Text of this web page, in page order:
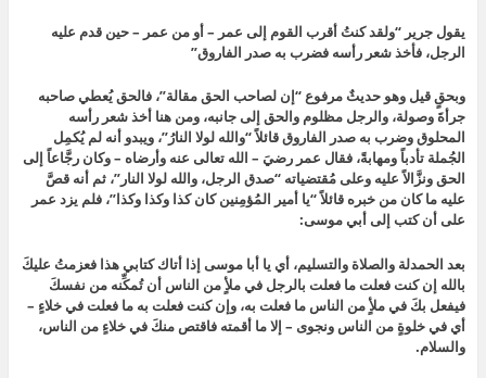
يقول جرير “ولقد كنتُ أقرب القوم إلى عمر – أو من عمر – حين قدم عليه
الرجل، فأخذ شعر رأسه فضرب به صدر الفاروق”
وبحقٍ قيل وهو حديثٌ مرفوع “إن لصاحب الحق مقالة”، فالحق يُعطي صاحبه
جرأةَ وصولة، والرجل مظلوم والحق إلى جانبه، ومن هنا أخذ شعر رأسه
المحلوق وضرب به صدر الفاروق قائلاً “والله لولا النارُ”، ويبدو أنه لم يُكمِل
الجُملة تأدباً ومهابةً، فقال عمر رضيَ – الله تعالى عنه وأرضاه – وكان رجَّاعاً إلى
الحق ونزَّالاً عليه وعلى مُقتضياته “صدق الرجل، والله لولا النار”، ثم أنه قصَّ
عليه ما كان من خبره قائلاً “يا أمير المُؤمِنين كان كذا وكذا وكذا”، فلم يزد عمر
على أن كتب إلى أبي موسى:
بعد الحمدلة والصلاة والتسليم، أي يا أبا موسى إذا أتاك كتابي هذا فعزمتُ عليكَ
بالله إن كنت فعلت ما فعلت بالرجل في ملأٍ من الناس أن تُمكِّنه من نفسكَ
فيفعل بكَ في ملأٍ من الناس ما فعلت به، وإن كنت فعلت به ما فعلت في خلاءٍ –
أي في خلوةٍ من الناس ونجوى – إلا ما أقمته فاقتص منكَ في خلاءٍ من الناس،
والسلام.